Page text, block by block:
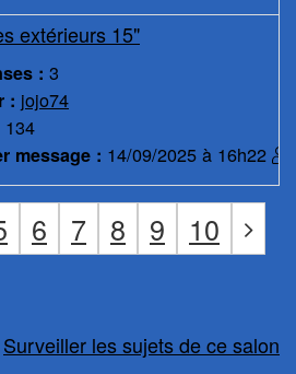
extérieurs 15"
: 3
: jojo74
134
message : 14/09/2025 à 16h22
6 7 8 9 10
Surveiller les sujets de ce salon